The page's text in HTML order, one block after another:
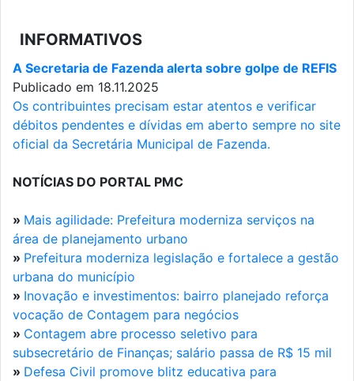
INFORMATIVOS
A Secretaria de Fazenda alerta sobre golpe de REFIS
Publicado em 18.11.2025
Os contribuintes precisam estar atentos e verificar
débitos pendentes e dívidas em aberto sempre no site
oficial da Secretária Municipal de Fazenda.
NOTÍCIAS DO PORTAL PMC
» Mais agilidade: Prefeitura moderniza serviços na
área de planejamento urbano
» Prefeitura moderniza legislação e fortalece a gestão
urbana do município
» Inovação e investimentos: bairro planejado reforça
vocação de Contagem para negócios
» Contagem abre processo seletivo para
subsecretário de Finanças; salário passa de R$ 15 mil
» Defesa Civil promove blitz educativa para